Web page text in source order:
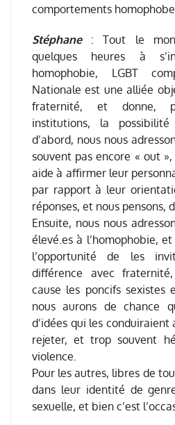
comportements
Stéphane: Tout le
quelques heures à
homophobie, LGBT
Nationale est une alliée
fraternité, et donne,
institutions, la
d’abord, nous nous
souvent pas encore « out
aide à affirmer leur
par rapport à leur
réponses, et nous pensons,
Ensuite, nous nous
élevé.es à l’homophobie,
l’opportunité de les
différence avec
cause les poncifs sexistes
nous aurons de chance
d’idées qui les conduiraient
rejeter, et trop souvent
violence.
Pour les autres, libres de
dans leur identité de
sexuelle, et bien c’est